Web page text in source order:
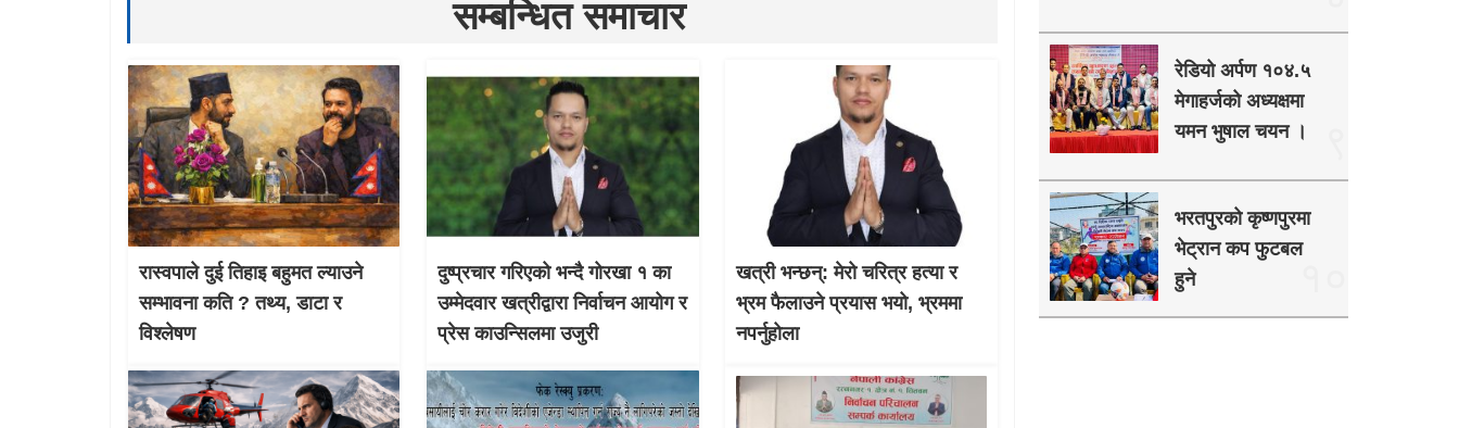
सम्बन्धित समाचार
रास्वपाले दुई तिहाइ बहुमत ल्याउने
सम्भावना कति ? तथ्य, डाटा र
विश्लेषण
दुष्प्रचार गरिएको भन्दै गोरखा १ का
उम्मेदवार खत्रीद्वारा निर्वाचन आयोग र
प्रेस काउन्सिलमा उजुरी
खत्री भन्छन्: मेरो चरित्र हत्या र
भ्रम फैलाउने प्रयास भयो, भ्रममा
नपर्नुहोला
रेडियो अर्पण १०४.५
मेगाहर्जको अध्यक्षमा
यमन भुषाल चयन ।
भरतपुरको कृष्णपुरमा
भेट्रान कप फुटबल
हुने